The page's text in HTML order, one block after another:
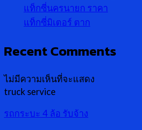
แท็กซี่นครนายก ราคา
แท็กซี่มิเตอร์ ตาก
Recent Comments
ไม่มีความเห็นที่จะแสดง
truck service
รถกระบะ 4 ล้อ รับจ้าง